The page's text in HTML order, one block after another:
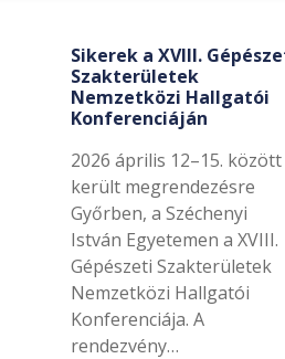
Sikerek a XVIII.
Szakterületek
Nemzetközi Hallgatói
Konferenciáján
2026 április 12–15. között
került megrendezésre
Győrben, a Széchenyi
István Egyetemen a XVIII.
Gépészeti Szakterületek
Nemzetközi Hallgatói
Konferenciája. A
rendezvény…